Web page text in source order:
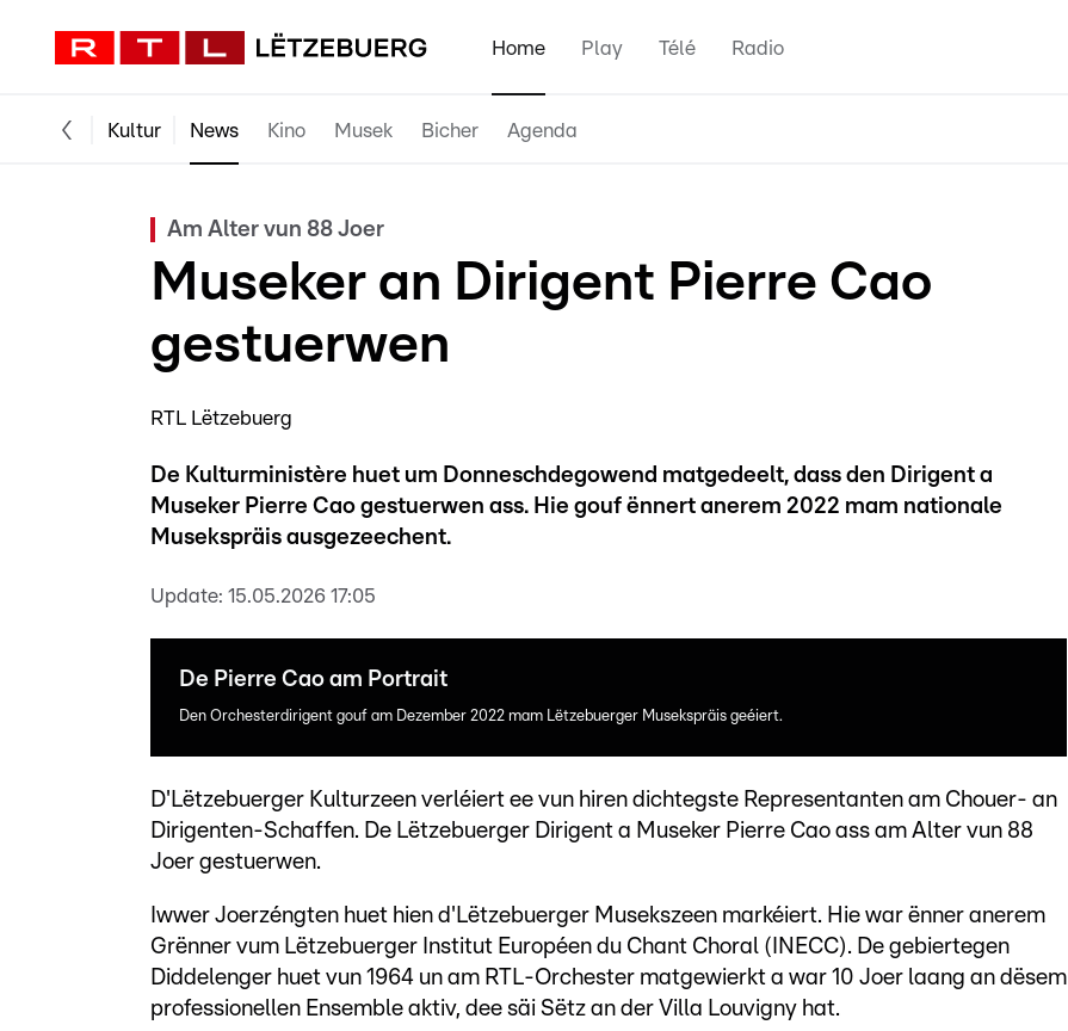
Home Play Télé Radio
Kultur News Kino Musek Bicher Agenda
Am Alter vun 88 Joer
Museker an Dirigent Pierre Cao
gestuerwen
RTL Lëtzebuerg
De Kulturministère huet um Donneschdegowend matgedeelt, dass den Dirigent a
Museker Pierre Cao gestuerwen ass. Hie gouf ënnert anerem 2022 mam nationale
Musekspräis ausgezeechent.
Update: 15.05.2026 17:05
De Pierre Cao am Portrait
Den Orchesterdirigent gouf am Dezember 2022 mam Lëtzebuerger Musekspräis geéiert.
D'Lëtzebuerger Kulturzeen verléiert ee vun hiren dichtegste Representanten am Chouer- an
Dirigenten-Schaffen. De Lëtzebuerger Dirigent a Museker Pierre Cao ass am Alter vun 88
Joer gestuerwen.
Iwwer Joerzéngten huet hien d'Lëtzebuerger Musekszeen markéiert. Hie war ënner anerem
Grënner vum Lëtzebuerger Institut Européen du Chant Choral (INECC). De gebiertegen
Diddelenger huet vun 1964 un am RTL-Orchester matgewierkt a war 10 Joer laang an dësem
professionellen Ensemble aktiv, dee säi Sëtz an der Villa Louvigny hat.